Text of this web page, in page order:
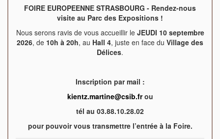
FOIRE EUROPEENNE STRASBOURG - Rendez-nous
visite au Parc des Expositions !
Nous serons ravis de vous accueillir le JEUDI 10 septembre
2026, de 10h à 20h, au Hall 4, juste en face du Village des
Délices.
Inscription par mail :
kientz.martine@csib.frou
tél au 03.88.10.28.02
pour pouvoir vous transmettre l’entrée à la Foire.